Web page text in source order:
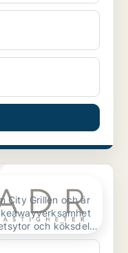
City Grillen och är
och köksdel.